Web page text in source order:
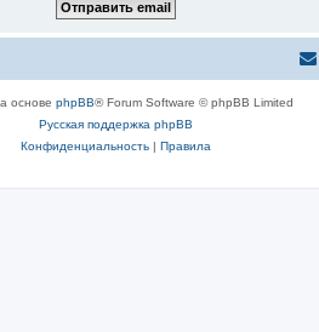
основе phpBB® Forum Software © phpBB Limited
Русская поддержка phpBB
Конфиденциальность| Правила